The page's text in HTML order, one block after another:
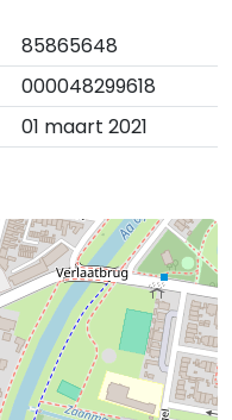
85865648
000048299618
01 maart 2021